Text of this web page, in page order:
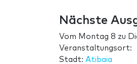
Nächste
Vom Montag 8 zu
Veranstaltungsort:
Stadt: Atibaia